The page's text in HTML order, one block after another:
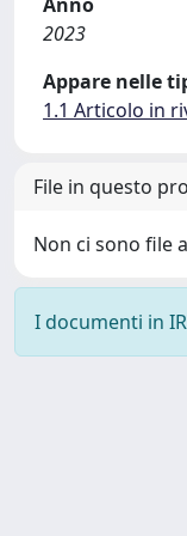
2023
Appare nelle
1.1 Articolo in
File in questo
Non ci sono file
I documenti in